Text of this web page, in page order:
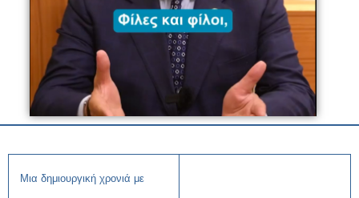
Μια δημιουργική χρονιά με